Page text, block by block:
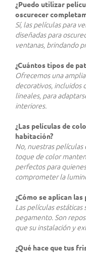
¿Puedo utilizar
oscurecer
Sí, las películas para
diseñadas para
ventanas, brindando
¿Cuántos tipos de
Ofrecemos una
decorativos, incluidos
lineales, para
interiores.
¿Las películas de
habitación?
No, nuestras películas
toque de color
perfectos para
comprometer la
¿Cómo se aplican
Las películas
pegamento. Son
que su instalación y
¿Qué hace que tus